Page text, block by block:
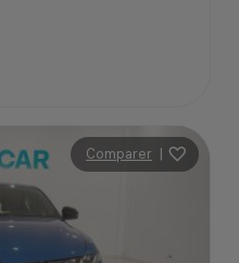
Comparer |